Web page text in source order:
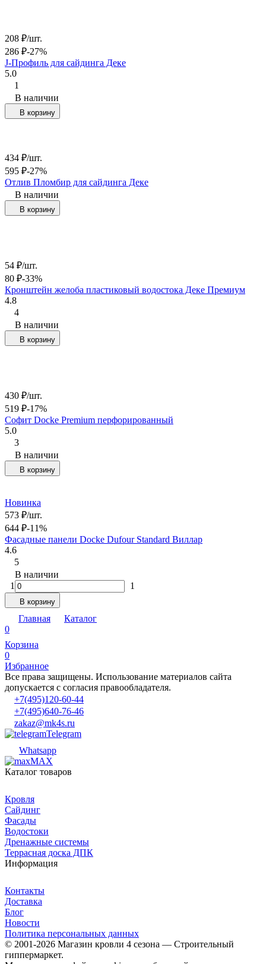
208 ₽/шт.
286 ₽-27%
J-Профиль для сайдинга Деке
5.0
1
В наличии
В корзину
434 ₽/шт.
595 ₽-27%
Отлив Пломбир для сайдинга Деке
В наличии
В корзину
54 ₽/шт.
80 ₽-33%
Кронштейн желоба пластиковый водостока Деке Премиум
4.8
4
В наличии
В корзину
430 ₽/шт.
519 ₽-17%
Софит Docke Premium перфорированный
5.0
3
В наличии
В корзину
Новинка
573 ₽/шт.
644 ₽-11%
Фасадные панели Docke Dufour Standard Виллар
4.6
5
В наличии
1
1
В корзину
Главная
Каталог
0
Корзина
0
Избранное
Все права защищены. Использование материалов сайта
допускается с согласия правообладателя.
+7(495)120-60-44
+7(495)640-76-46
zakaz@mk4s.ru
Telegram
Whatsapp
MAX
Каталог товаров
Кровля
Сайдинг
Фасады
Водостоки
Дренажные системы
Террасная доска ДПК
Информация
Контакты
Доставка
Блог
Новости
Политика персональных данных
© 2001-2026 Магазин кровли 4 сезона — Строительный
гиппермаркет.